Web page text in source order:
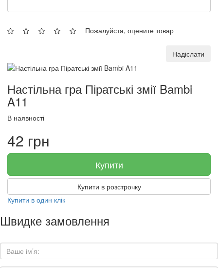
Пожалуйста, оцените товар
Надіслати
Настільна гра Піратські змії Bambi
A11
В наявності
42 грн
Купити
Купити в розстрочку
Купити в один клік
Швидке замовлення